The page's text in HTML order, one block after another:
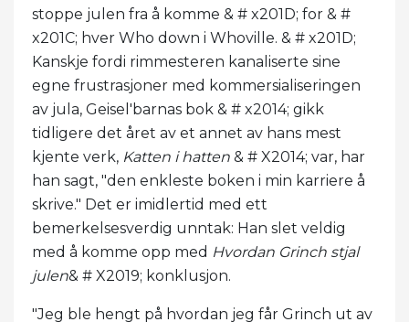
stoppe julen fra å komme & # x201D; for & #
x201C; hver Who down i Whoville. & # x201D;
Kanskje fordi rimmesteren kanaliserte sine
egne frustrasjoner med kommersialiseringen
av jula, Geisel'barnas bok & # x2014; gikk
tidligere det året av et annet av hans mest
kjente verk, Katten i hatten & # X2014; var, har
han sagt, "den enkleste boken i min karriere å
skrive." Det er imidlertid med ett
bemerkelsesverdig unntak: Han slet veldig
med å komme opp med Hvordan Grinch stjal
julen& # X2019; konklusjon.
"Jeg ble hengt på hvordan jeg får Grinch ut av